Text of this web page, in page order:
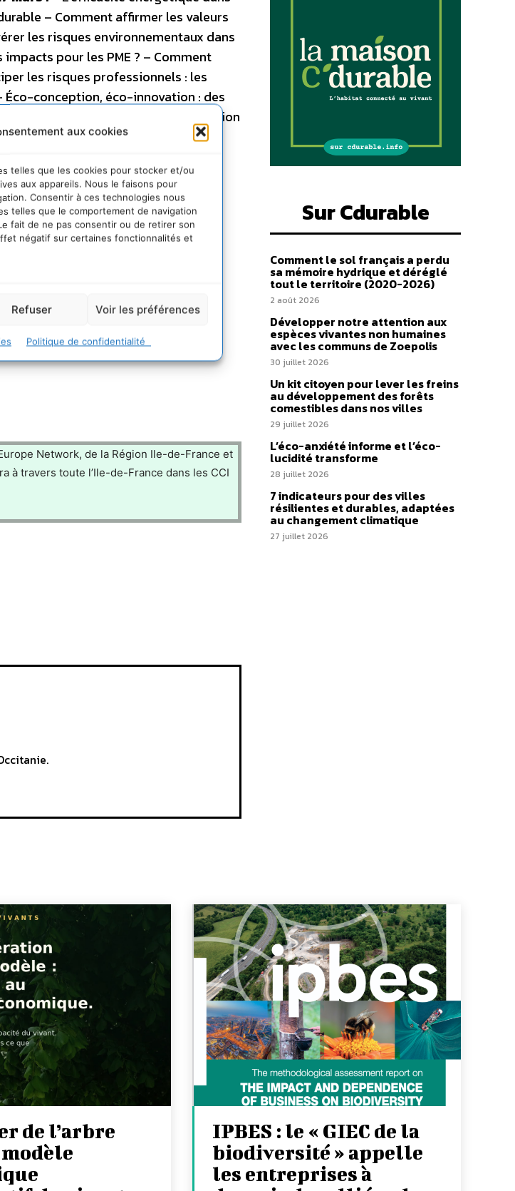
aux cookies
telles que les cookies pour stocker et/ou
aux appareils. Nous le faisons pour
Consentir à ces technologies nous
telles que le comportement de navigation
fait de ne pas consentir ou de retirer son
négatif sur certaines fonctionnalités et
Refuser Voir les préférences
Politique de confidentialité
– Comment affirmer les valeurs
les risques environnementaux dans
pour les PME ? – Comment
les risques professionnels : les
Éco-conception, éco-innovation : des
et le nouveau système de classification
et développement durable :
grâce au PDE –
mise en conformité et veille
: un enjeu majeur pour les
Network, de la Région Ile-de-France et
travers toute l’Ile-de-France dans les CCI
Sur Cdurable
Comment le sol français a perdu
sa mémoire hydrique et déréglé
tout le territoire (2020-2026)
2 août 2026
Développer notre attention aux
espèces vivantes non humaines
avec les communs de Zoepolis
30 juillet 2026
Un kit citoyen pour lever les freins
au développement des forêts
comestibles dans nos villes
29 juillet 2026
L’éco-anxiété informe et l’éco-
lucidité transforme
28 juillet 2026
7 indicateurs pour des villes
résilientes et durables, adaptées
au changement climatique
27 juillet 2026
de l’arbre
IPBES : le « GIEC de la
biodiversité » appelle
les entreprises à